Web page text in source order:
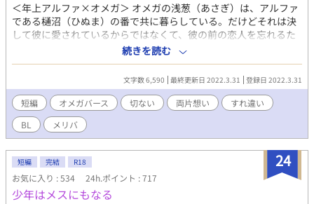
＜年上アルファ×オメガ＞ オメガの浅葱（あさぎ）は、アルファ
である樋沼（ひぬま）の番で共に暮らしている。だけどそれは決
して彼に愛されているからではなくて、彼の前の恋人を忘れるた
めに番ったのだ。だけど浅葱は樋沼を好きになってしまってい
て……。不器用な両片想いのお話。
続きを読む
文字数 6,590 最終更新日 2022.3.31 登録日 2022.3.31
短編 オメガバース 切ない 両片想い
すれ違い
BL
メリバ
24
短編 完結 R18
お気に入り : 534 24h.ポイント : 717
少年はメスにもなる